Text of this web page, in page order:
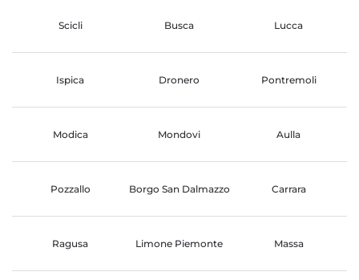
Scicli Busca Lucca
Ispica Dronero Pontremoli
Modica Mondovi Aulla
Pozzallo Borgo San Dalmazzo Carrara
Ragusa Limone Piemonte Massa